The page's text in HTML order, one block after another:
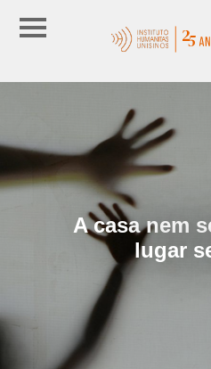
A casa nem
lugar